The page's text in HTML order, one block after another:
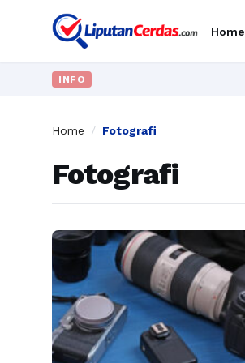
Home
INFO
Home / Fotografi
Fotografi